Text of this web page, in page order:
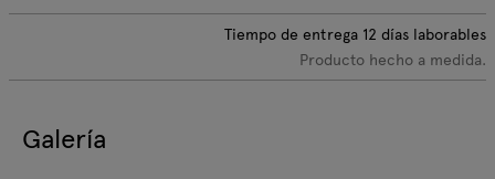
Tiempo de entrega 12 días laborables
Producto hecho a medida.
Galería